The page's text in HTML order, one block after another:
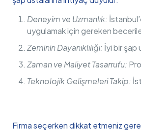
Deneyim ve Uzmanlık:
uygulamak için gereken
Zeminin Dayanıklılığı: İyi bir şap
Zaman ve Maliyet Tasarrufu:
Teknolojik Gelişmeleri Takip:
Firma seçerken dikkat etmeniz